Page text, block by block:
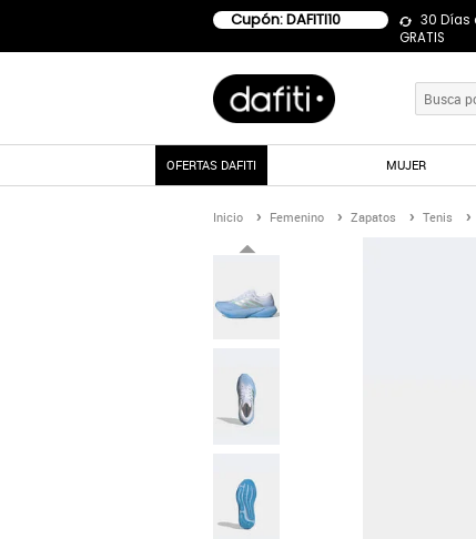
Cupón: DAFITI10
30 Días
GRATIS
OFERTAS DAFITI MUJER
Inicio Femenino Zapatos Tenis